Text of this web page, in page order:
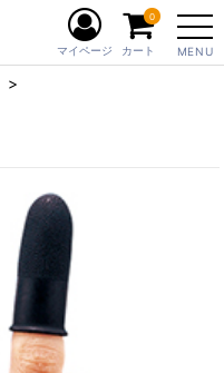
MENU
マイページ カート
0